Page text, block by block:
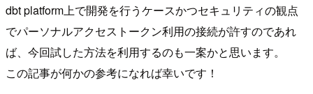
dbt platform上で開発を行うケースかつセキュリティの観点
でパーソナルアクセストークン利用の接続が許すのであれ
ば、今回試した方法を利用するのも一案かと思います。
この記事が何かの参考になれば幸いです！